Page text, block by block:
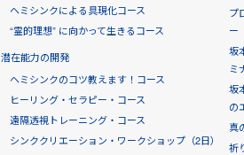
ヘミシンクによる具現化コース
“霊的理想” に向かって生きるコース
潜在能力の開発
ヘミシンクのコツ教えます！コース
ヒーリング・セラピー・コース
遠隔透視トレーニング・コース
シンククリエーション・ワークショップ（2日）
プ
ー
坂
ミ
坂
の
真
祈